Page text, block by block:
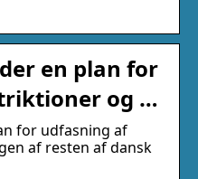
en plan for
og …
for udfasning af
af resten af dansk